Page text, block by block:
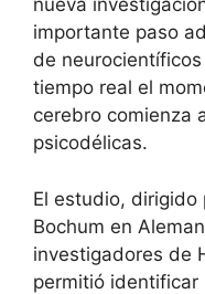
nueva
importante paso
de
tiempo real el
cerebro comienza
psicodélicas.
El estudio, dirigido
Bochum en
investigadores de
permitió identificar